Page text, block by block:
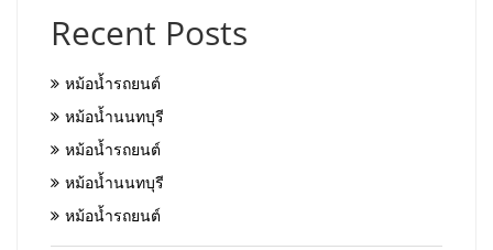
Recent Posts
หม้อน้ำรถยนต์
หม้อน้ำนนทบุรี
หม้อน้ำรถยนต์
หม้อน้ำนนทบุรี
หม้อน้ำรถยนต์